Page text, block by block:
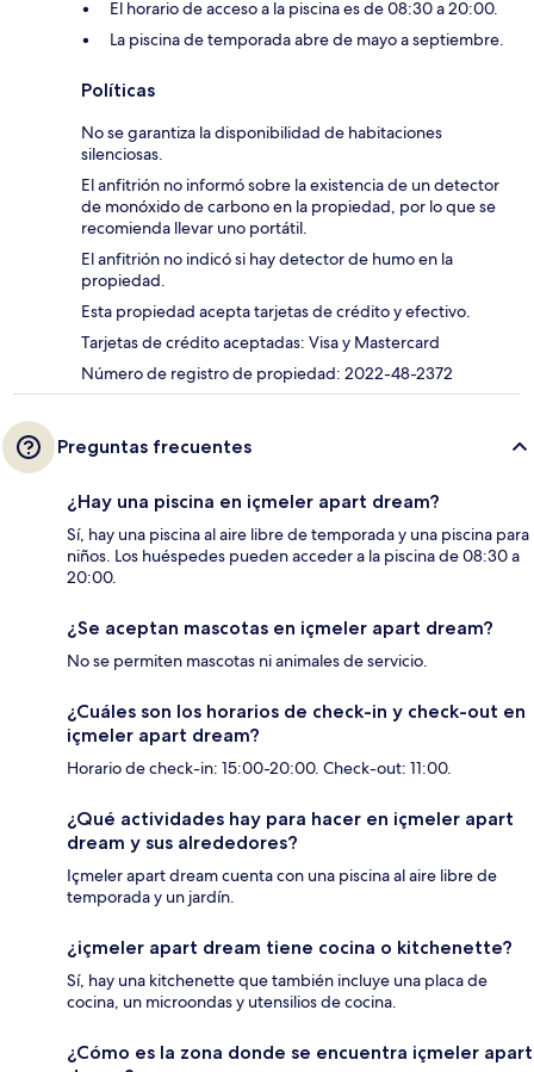
El horario de acceso a la piscina es de 08:30 a 20:00.
La piscina de temporada abre de mayo a septiembre.
Políticas
No se garantiza la disponibilidad de habitaciones
silenciosas.
El anfitrión no informó sobre la existencia de un detector
de monóxido de carbono en la propiedad, por lo que se
recomienda llevar uno portátil.
El anfitrión no indicó si hay detector de humo en la
propiedad.
Esta propiedad acepta tarjetas de crédito y efectivo.
Tarjetas de crédito aceptadas: Visa y Mastercard
Número de registro de propiedad: 2022-48-2372
Preguntas frecuentes
¿Hay una piscina en içmeler apart dream?
Sí, hay una piscina al aire libre de temporada y una piscina para
niños. Los huéspedes pueden acceder a la piscina de 08:30 a
20:00.
¿Se aceptan mascotas en içmeler apart dream?
No se permiten mascotas ni animales de servicio.
¿Cuáles son los horarios de check-in y check-out en
içmeler apart dream?
Horario de check-in: 15:00-20:00. Check-out: 11:00.
¿Qué actividades hay para hacer en içmeler apart
dream y sus alrededores?
Içmeler apart dream cuenta con una piscina al aire libre de
temporada y un jardín.
¿içmeler apart dream tiene cocina o kitchenette?
Sí, hay una kitchenette que también incluye una placa de
cocina, un microondas y utensilios de cocina.
¿Cómo es la zona donde se encuentra içmeler apart